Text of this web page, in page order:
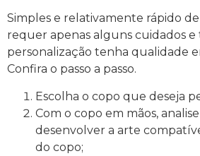
Simples e relativamente rápido
requer apenas alguns cuidados
personalização tenha qualidade
Confira o passo a passo.
Escolha o copo que deseja
Com o copo em mãos,
desenvolver a arte
do copo;